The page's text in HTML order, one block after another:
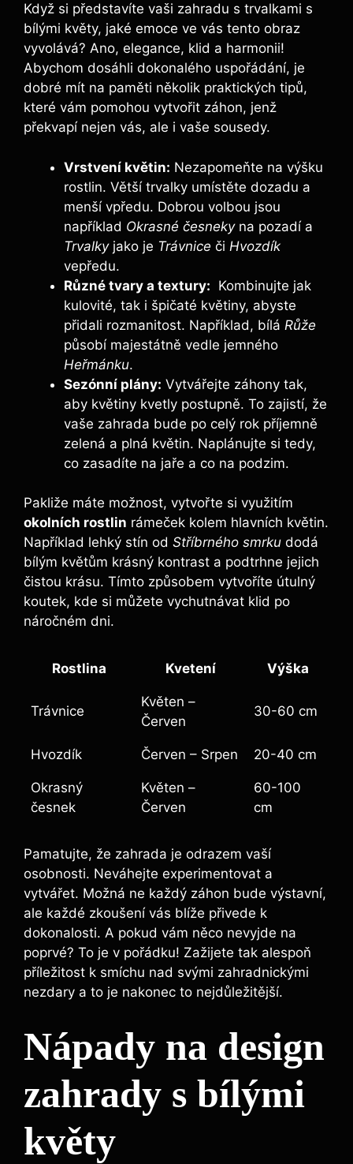
Když si představíte vaši zahradu s trvalkami s
bílými ⁤květy, jaké emoce ve vás tento⁢ obraz‍
vyvolává? Ano, elegance, klid a harmonii!
Abychom dosáhli dokonalého uspořádání, je ​
dobré ‌mít na paměti několik praktických tipů,
které vám pomohou vytvořit záhon, jenž
překvapí nejen⁣ vás, ale i vaše sousedy.
Vrstvení květin: Nezapomeňte na výšku
rostlin. Větší⁤ trvalky umístěte‌ dozadu a
menší vpředu. Dobrou​ volbou jsou
například Okrasné česnekyna pozadí a
Trvalky‍jako je Trávnice či Hvozdík
vepředu.
Různé ⁤tvary a textury: ⁢ Kombinujte jak
kulovité, tak i špičaté květiny, abyste
přidali rozmanitost. Například,⁢ bílá Růže
působí⁣ majestátně vedle‌ jemného
Heřmánku.
Sezónní plány: Vytvářejte záhony tak,
aby květiny kvetly postupně. To zajistí, že
vaše zahrada bude po celý rok příjemně
zelená a plná⁤ květin. Naplánujte si tedy, ​
co zasadíte na jaře a co na ⁤podzim.
Pakliže máte možnost, vytvořte si využitím​
okolních rostlin rámeček kolem hlavních květin.
Například lehký stín od Stříbrného⁤ smrku dodá
bílým květům krásný kontrast a podtrhne ​jejich
čistou krásu.⁣ Tímto způsobem vytvoříte útulný
koutek, kde si můžete vychutnávat klid‌ po
náročném⁣ dni.
Rostlina Kvetení Výška
Trávnice
Květen ‌–
Červen
30-60 cm
Hvozdík Červen – Srpen 20-40 cm
Okrasný
česnek
Květen‍ –
Červen
60-100
cm
Pamatujte, že zahrada je odrazem vaší
‍osobnosti. Neváhejte experimentovat a
vytvářet. Možná ne každý záhon bude výstavní,
ale každé zkoušení vás blíže přivede k
dokonalosti. A pokud ‍vám něco nevyjde na
poprvé? To ​je v pořádku! Zažijete tak alespoň
příležitost k smíchu nad ​svými⁢ zahradnickými⁢
nezdary a to je ‍nakonec to nejdůležitější.
Nápady na design
zahrady s bílými
květy